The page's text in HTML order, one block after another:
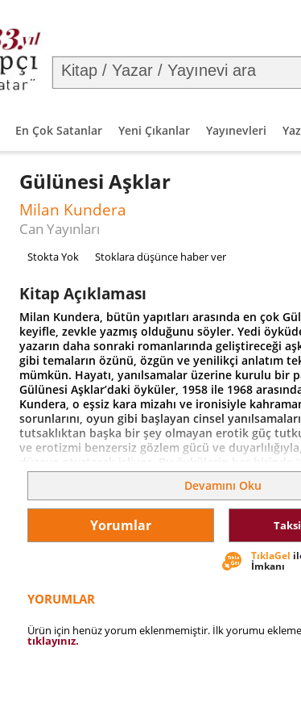
En Çok Satanlar Yeni Çıkanlar Yayınevleri
Gülünesi Aşklar
Milan Kundera
Can Yayınları
Stokta Yok Stoklara düşünce haber ver
Kitap Açıklaması
Milan Kundera, bütün yapıtları arasında en çok
keyifle, zevkle yazmış olduğunu söyler. Yedi
yazarın daha sonraki romanlarında geliştireceği
gibi temaların özünü, özgün ve yenilikçi anlatım
mümkün. Hayatı, yanılsamalar üzerine kurulu bir
Gülünesi Aşklar’daki öyküler, 1958 ile 1968
Kundera, o eşsiz kara mizahı ve ironisiyle
sorunlarını, oyun gibi başlayan cinsel
tutsaklıktan başka bir şey olmayan erotik güç
ve erotizmi benzersiz gözlem gücü ve
düzeye oturtarak işliyor. Bu öykülerin her birinde
alıyor, ya da gerçek aşk oyunları. Yirminci yüzyıl
vuranlardan olan Çek yazar Milan Kundera’nın
karşı durabilen bir başyapıt.
Devamını Oku
Yorumlar
TıklaGel
İmkanı
YORUMLAR
Ürün için henüz yorum eklenmemiştir. İlk yorumu
tıklayınız.